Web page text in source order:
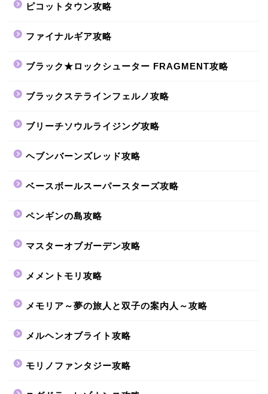
ピコットタウン攻略
ファイナルギア攻略
ブラック★ロックシューター FRAGMENT攻略
ブラックステラインフェルノ攻略
ブリーチソウルライジング攻略
ヘブンバーンズレッド攻略
ベースボールスーパースターズ攻略
ペンギンの島攻略
マスターオブガーデン攻略
メメントモリ攻略
メモリア～夢の旅人と双子の案内人～攻略
メルヘンオブライト攻略
モリノファンタジー攻略